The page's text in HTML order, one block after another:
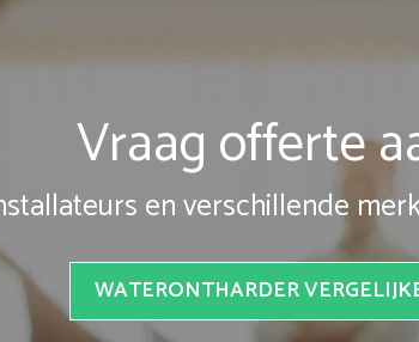
Vraag offerte
en verschillende
WATERONTHARDER